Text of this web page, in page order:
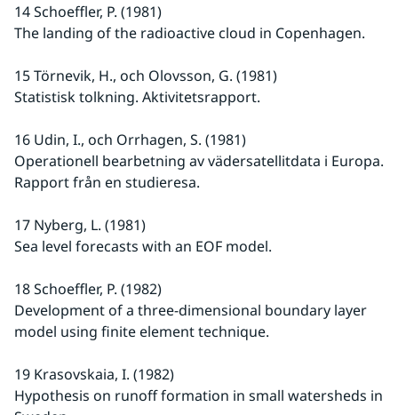
14 Schoeffler, P. (1981)
The landing of the radioactive cloud in Copenhagen.
15 Törnevik, H., och Olovsson, G. (1981)
Statistisk tolkning. Aktivitetsrapport.
16 Udin, I., och Orrhagen, S. (1981)
Operationell bearbetning av vädersatellitdata i Europa.
Rapport från en studieresa.
17 Nyberg, L. (1981)
Sea level forecasts with an EOF model.
18 Schoeffler, P. (1982)
Development of a three-dimensional boundary layer
model using finite element technique.
19 Krasovskaia, I. (1982)
Hypothesis on runoff formation in small watersheds in